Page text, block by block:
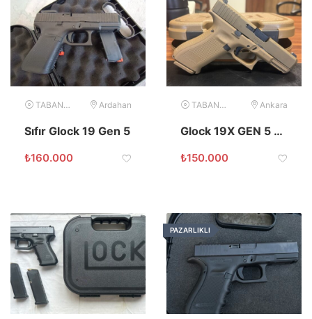
TABANCA Ardahan
Sıfır Glock 19 Gen 5
₺160.000
TABANCA Ankara
Glock 19X GEN 5 9×19 Sahra (Sıfır)
₺150.000
PAZARLIKLI